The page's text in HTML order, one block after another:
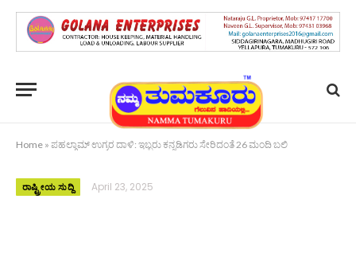
Home » ಪಹಲ್ಗಾಮ್ ಉಗ್ರರ ದಾಳಿ: ಇಬ್ಬರು ಕನ್ನಡಿಗರು ಸೇರಿದಂತೆ 26 ಮಂದಿ ಬಲಿ
ರಾಷ್ಟ್ರೀಯ ಸುದ್ದಿ April 23, 2025